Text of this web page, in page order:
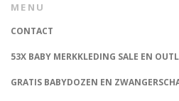
MENU
CONTACT
53X BABY MERKKLEDING SALE EN
GRATIS BABYDOZEN EN